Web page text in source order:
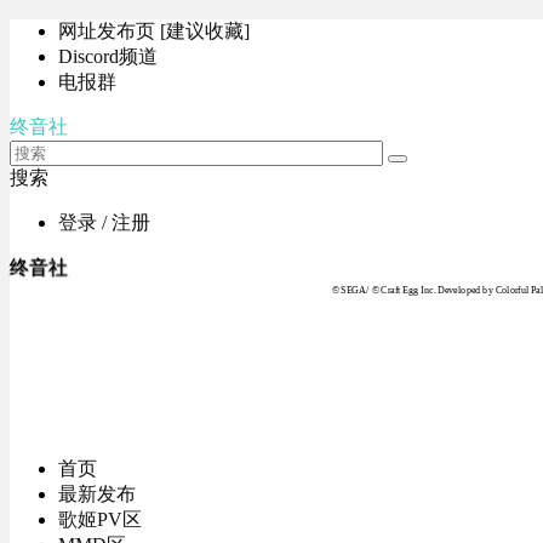
网址发布页 [建议收藏]
Discord频道
电报群
终音社
搜索
登录 / 注册
终音社
© SEGA / © Craft Egg Inc. Developed by Colorful
首页
最新发布
歌姬PV区